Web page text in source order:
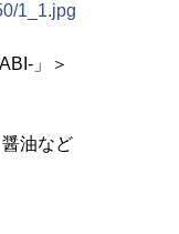
1_1.jpg
」＞
油など